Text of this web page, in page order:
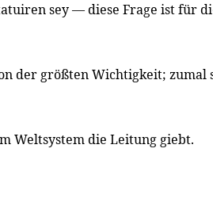
sey — diese Frage ist für
der größten Wichtigkeit; zumal
Weltsystem die Leitung giebt.